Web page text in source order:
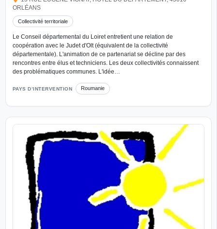
ORLÉANS
Collectivité territoriale
Le Conseil départemental du Loiret entretient une relation de
coopération avec le Judet d'Olt (équivalent de la collectivité
départementale). L'animation de ce partenariat se décline par des
rencontres entre élus et techniciens. Les deux collectivités connaissent
des problématiques communes. L'idée…
PAYS D’INTERVENTION Roumanie